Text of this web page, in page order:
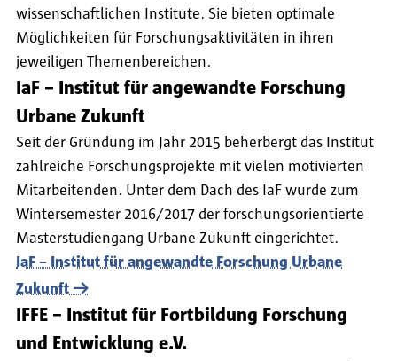
wissenschaftlichen Institute. Sie bieten optimale
Möglichkeiten für Forschungsaktivitäten in ihren
jeweiligen Themenbereichen.
IaF – Institut für angewandte Forschung
Urbane Zukunft
Seit der Gründung im Jahr 2015 beherbergt das Institut
zahlreiche Forschungsprojekte mit vielen motivierten
Mitarbeitenden. Unter dem Dach des IaF wurde zum
Wintersemester 2016/2017 der forschungsorientierte
Masterstudiengang Urbane Zukunft eingerichtet.
IaF – Institut für angewandte Forschung Urbane
Zukunft
IFFE – Institut für Fortbildung Forschung
und Entwicklung e.V.